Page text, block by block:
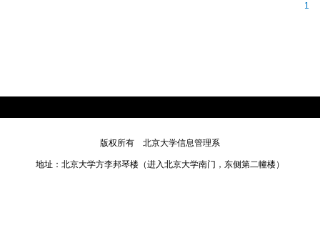
1
版权所有 北京大学信息管理系
地址：北京大学方李邦琴楼（进入北京大学南门，东侧第二幢楼）